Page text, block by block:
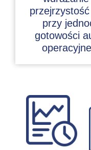
przy
gotowości